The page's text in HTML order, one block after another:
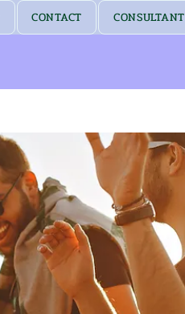
CONTACT CONSULTANT